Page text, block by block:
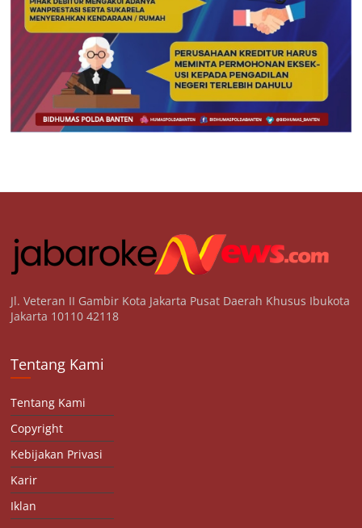
Jl. Veteran II Gambir Kota Jakarta Pusat Daerah Khusus Ibukota
Jakarta 10110 42118
Tentang Kami
Tentang Kami
Copyright
Kebijakan Privasi
Karir
Iklan